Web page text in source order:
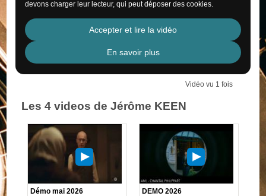
devons charger leur lecteur, qui peut déposer des cookies.
Accepter et lire la vidéo
En savoir plus
Vidéo vu 1 fois
Les 4 videos de Jérôme KEEN
Démo mai 2026 DEMO 2026